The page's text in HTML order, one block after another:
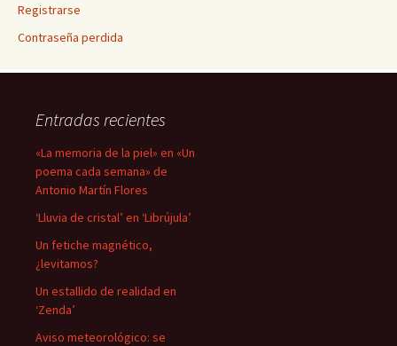
Registrarse
Contraseña perdida
Entradas recientes
«La memoria de la piel» en «Un
poema cada semana» de
Antonio Martín Flores
‘Lluvia de cristal’ en ‘Librújula’
Un fetiche magnético,
¿levitamos?
Un estallido de realidad en
‘Zenda’
Aviso meteorológico: se